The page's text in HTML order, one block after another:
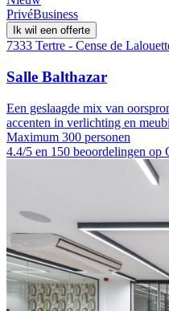
PrivéBusiness
Ik wil een offerte
7333 Tertre - Cense de
Salle Balthazar
Een geslaagde mix van
accenten in verlichting en
Maximum 300 personen
4.4/5 en 150 beoordelingen op